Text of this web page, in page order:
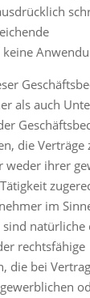
als auch
die Verträge
weder ihrer
im
sind natürliche
rechtsfähige
die bei